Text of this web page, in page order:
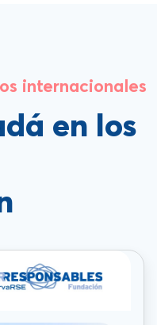
internacionales
en los